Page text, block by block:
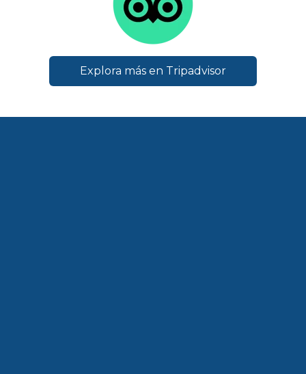
Explora más en Tripadvisor